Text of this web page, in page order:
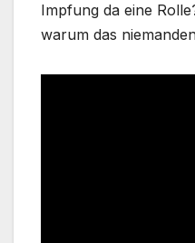
Impfung da eine
warum das